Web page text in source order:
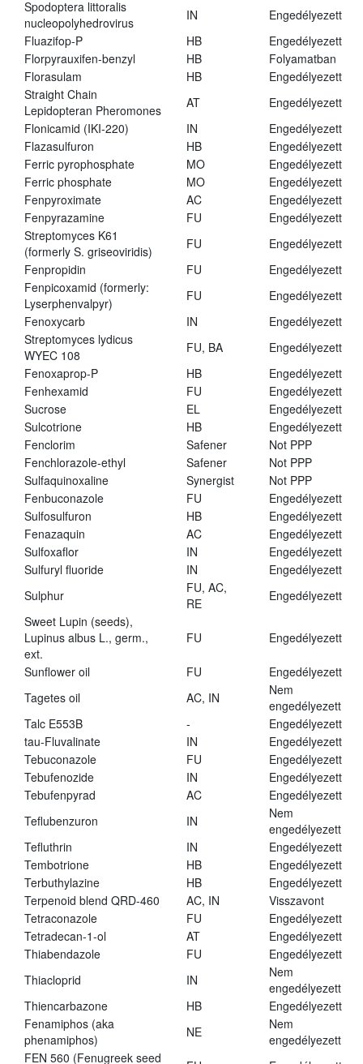
Spodoptera littoralis
nucleopolyhedrovirus
IN
Engedélyezett
Fluazifop-P
HB
Engedélyezett
Florpyrauxifen-benzyl
HB
Folyamatban
Florasulam
HB
Engedélyezett
Straight Chain
Lepidopteran Pheromones
AT
Engedélyezett
Flonicamid (IKI-220)
IN
Engedélyezett
Flazasulfuron
HB
Engedélyezett
Ferric pyrophosphate
MO
Engedélyezett
Ferric phosphate
MO
Engedélyezett
Fenpyroximate
AC
Engedélyezett
Fenpyrazamine
FU
Engedélyezett
Streptomyces K61
(formerly S. griseoviridis)
FU
Engedélyezett
Fenpropidin
FU
Engedélyezett
Fenpicoxamid (formerly:
Lyserphenvalpyr)
FU
Engedélyezett
Fenoxycarb
IN
Engedélyezett
Streptomyces lydicus
WYEC 108
FU, BA
Engedélyezett
Fenoxaprop-P
HB
Engedélyezett
Fenhexamid
FU
Engedélyezett
Sucrose
EL
Engedélyezett
Sulcotrione
HB
Engedélyezett
Fenclorim
Safener
Not PPP
Fenchlorazole-ethyl
Safener
Not PPP
Sulfaquinoxaline
Synergist
Not PPP
Fenbuconazole
FU
Engedélyezett
Sulfosulfuron
HB
Engedélyezett
Fenazaquin
AC
Engedélyezett
Sulfoxaflor
IN
Engedélyezett
Sulfuryl fluoride
IN
Engedélyezett
Sulphur
FU, AC,
RE
Engedélyezett
Sweet Lupin (seeds),
Lupinus albus L., germ.,
ext.
FU Engedélyezett
Sunflower oil FU
Engedélyezett
Tagetes oil
AC, IN
Nem
engedélyezett
Talc E553B
-
Engedélyezett
tau-Fluvalinate
IN
Engedélyezett
Tebuconazole
FU
Engedélyezett
Tebufenozide
IN
Engedélyezett
Tebufenpyrad
AC
Engedélyezett
Teflubenzuron
IN
Nem
engedélyezett
Tefluthrin
IN
Engedélyezett
Tembotrione
HB
Engedélyezett
Terbuthylazine
HB
Engedélyezett
Terpenoid blend QRD-460
AC, IN
Visszavont
Tetraconazole
FU
Engedélyezett
Tetradecan-1-ol
AT
Engedélyezett
Thiabendazole
FU
Engedélyezett
Thiacloprid
IN
Nem
engedélyezett
Thiencarbazone
HB
Engedélyezett
Fenamiphos (aka
phenamiphos)
NE
Nem
engedélyezett
FEN 560 (Fenugreek seed